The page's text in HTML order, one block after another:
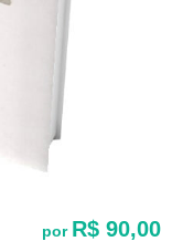
por R$ 90,00